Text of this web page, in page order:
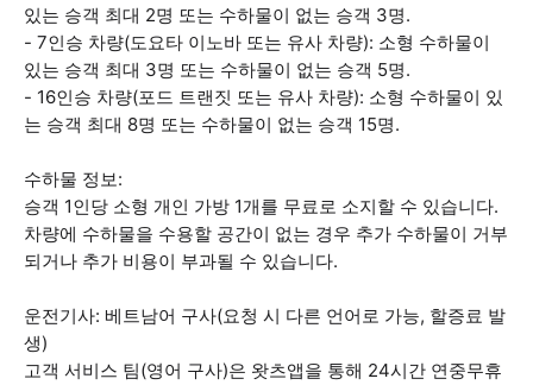
있는 승객 최대 2명 또는 수하물이 없는 승객 3명.
- 7인승 차량(도요타 이노바 또는 유사 차량): 소형 수하물이
있는 승객 최대 3명 또는 수하물이 없는 승객 5명.
- 16인승 차량(포드 트랜짓 또는 유사 차량): 소형 수하물이 있
는 승객 최대 8명 또는 수하물이 없는 승객 15명.
수하물 정보:
승객 1인당 소형 개인 가방 1개를 무료로 소지할 수 있습니다.
차량에 수하물을 수용할 공간이 없는 경우 추가 수하물이 거부
되거나 추가 비용이 부과될 수 있습니다.
운전기사: 베트남어 구사(요청 시 다른 언어로 가능, 할증료 발
생)
고객 서비스 팀(영어 구사)은 왓츠앱을 통해 24시간 연중무휴